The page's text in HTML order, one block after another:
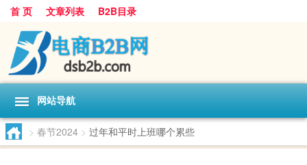
首 页 文章列表 B2B目录
网站导航
> 春节2024 > 过年和平时上班哪个累些